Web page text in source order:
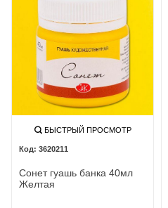
БЫСТРЫЙ ПРОСМОТР
3620211
Сонет гуашь банка 40мл
Желтая